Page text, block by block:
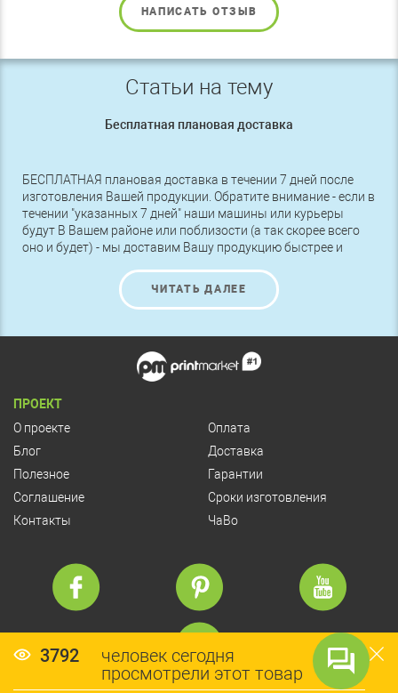
НАПИСАТЬ ОТЗЫВ
Статьи на тему
Бесплатная плановая доставка
БЕСПЛАТНАЯ плановая доставка в течении 7 дней после
изготовления Вашей продукции. Обратите внимание - если в
течении "указанных 7 дней" наши машины или курьеры
будут В Вашем районе или поблизости (а так скорее всего
оно и будет) - мы доставим Вашу продукцию быстрее и
ЧИТАТЬ ДАЛЕЕ
3792
человек сегодня
просмотрели этот товар
ПРОЕКТ
О проекте
Блог
Полезное
Соглашение
Контакты
Оплата
Доставка
Гарантии
Сроки изготовления
ЧаВо